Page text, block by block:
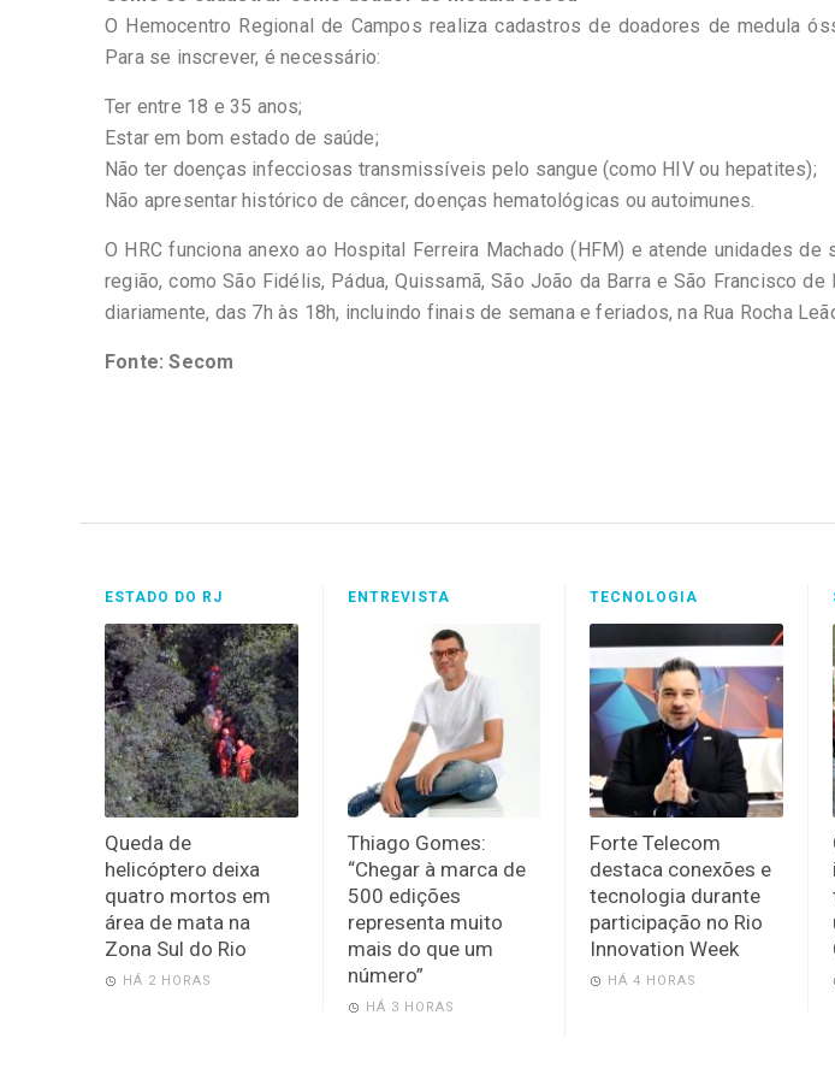
O Hemocentro Regional de Campos realiza cadastros de doadores de medula
Para se inscrever, é necessário:
Ter entre 18 e 35 anos;
Estar em bom estado de saúde;
Não ter doenças infecciosas transmissíveis pelo sangue (como HIV ou hepatites);
Não apresentar histórico de câncer, doenças hematológicas ou autoimunes.
O HRC funciona anexo ao Hospital Ferreira Machado (HFM) e atende unidades
região, como São Fidélis, Pádua, Quissamã, São João da Barra e São Francisco de
diariamente, das 7h às 18h, incluindo finais de semana e feriados, na Rua Rocha
Fonte: Secom
ESTADO DO RJ
Queda de
helicóptero deixa
quatro mortos em
área de mata na
Zona Sul do Rio
HÁ 2 HORAS
ENTREVISTA
Thiago Gomes:
“Chegar à marca de
500 edições
representa muito
mais do que um
número”
HÁ 3 HORAS
TECNOLOGIA
Forte Telecom
destaca conexões e
tecnologia durante
participação no Rio
Innovation Week
HÁ 4 HORAS